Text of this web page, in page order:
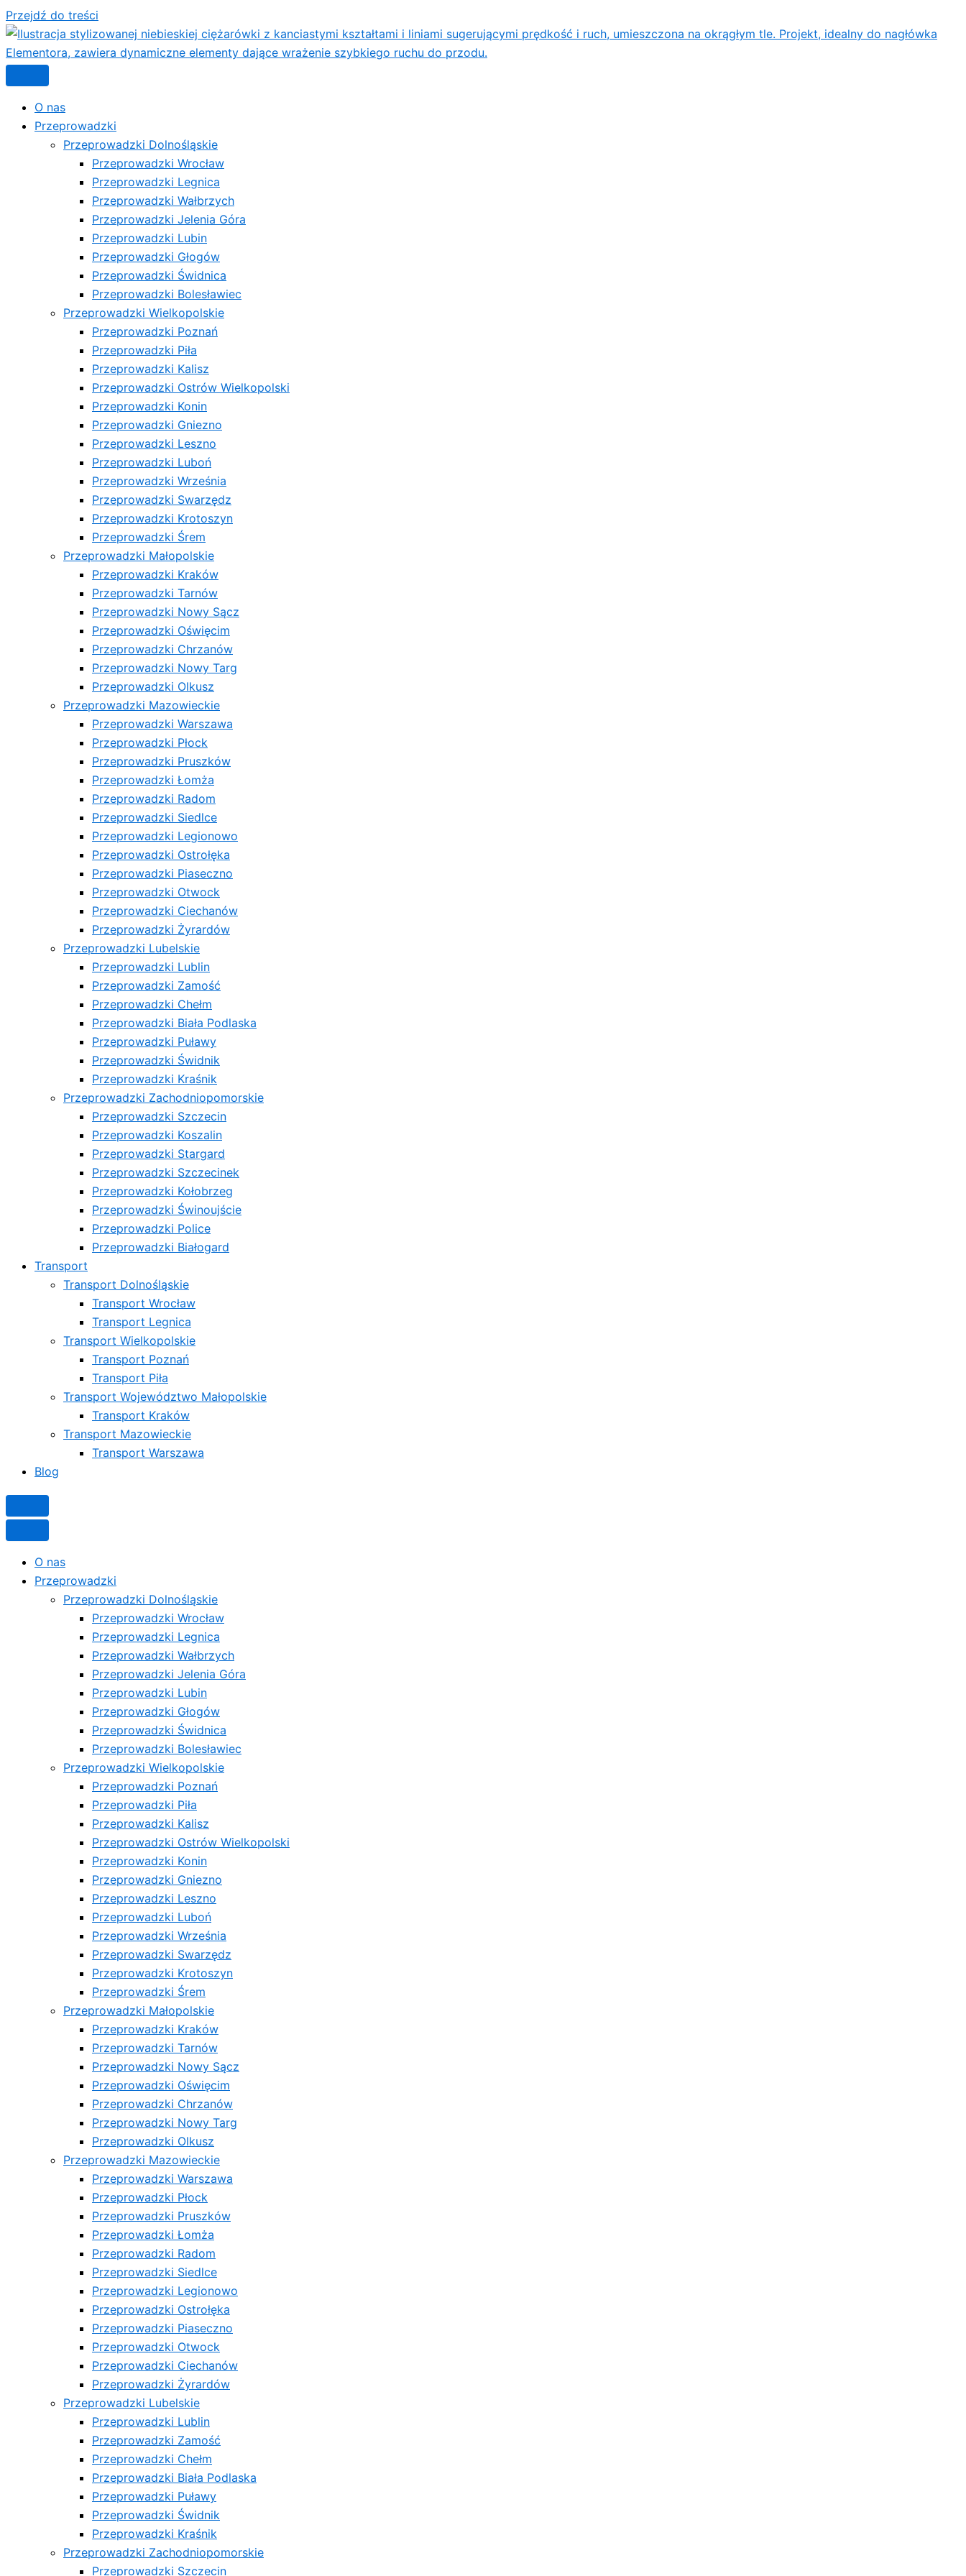
Przejdź do treści
O nas
Przeprowadzki
Przeprowadzki Dolnośląskie
Przeprowadzki Wrocław
Przeprowadzki Legnica
Przeprowadzki Wałbrzych
Przeprowadzki Jelenia Góra
Przeprowadzki Lubin
Przeprowadzki Głogów
Przeprowadzki Świdnica
Przeprowadzki Bolesławiec
Przeprowadzki Wielkopolskie
Przeprowadzki Poznań
Przeprowadzki Piła
Przeprowadzki Kalisz
Przeprowadzki Ostrów Wielkopolski
Przeprowadzki Konin
Przeprowadzki Gniezno
Przeprowadzki Leszno
Przeprowadzki Luboń
Przeprowadzki Września
Przeprowadzki Swarzędz
Przeprowadzki Krotoszyn
Przeprowadzki Śrem
Przeprowadzki Małopolskie
Przeprowadzki Kraków
Przeprowadzki Tarnów
Przeprowadzki Nowy Sącz
Przeprowadzki Oświęcim
Przeprowadzki Chrzanów
Przeprowadzki Nowy Targ
Przeprowadzki Olkusz
Przeprowadzki Mazowieckie
Przeprowadzki Warszawa
Przeprowadzki Płock
Przeprowadzki Pruszków
Przeprowadzki Łomża
Przeprowadzki Radom
Przeprowadzki Siedlce
Przeprowadzki Legionowo
Przeprowadzki Ostrołęka
Przeprowadzki Piaseczno
Przeprowadzki Otwock
Przeprowadzki Ciechanów
Przeprowadzki Żyrardów
Przeprowadzki Lubelskie
Przeprowadzki Lublin
Przeprowadzki Zamość
Przeprowadzki Chełm
Przeprowadzki Biała Podlaska
Przeprowadzki Puławy
Przeprowadzki Świdnik
Przeprowadzki Kraśnik
Przeprowadzki Zachodniopomorskie
Przeprowadzki Szczecin
Przeprowadzki Koszalin
Przeprowadzki Stargard
Przeprowadzki Szczecinek
Przeprowadzki Kołobrzeg
Przeprowadzki Świnoujście
Przeprowadzki Police
Przeprowadzki Białogard
Transport
Transport Dolnośląskie
Transport Wrocław
Transport Legnica
Transport Wielkopolskie
Transport Poznań
Transport Piła
Transport Województwo Małopolskie
Transport Kraków
Transport Mazowieckie
Transport Warszawa
Blog
O nas
Przeprowadzki
Przeprowadzki Dolnośląskie
Przeprowadzki Wrocław
Przeprowadzki Legnica
Przeprowadzki Wałbrzych
Przeprowadzki Jelenia Góra
Przeprowadzki Lubin
Przeprowadzki Głogów
Przeprowadzki Świdnica
Przeprowadzki Bolesławiec
Przeprowadzki Wielkopolskie
Przeprowadzki Poznań
Przeprowadzki Piła
Przeprowadzki Kalisz
Przeprowadzki Ostrów Wielkopolski
Przeprowadzki Konin
Przeprowadzki Gniezno
Przeprowadzki Leszno
Przeprowadzki Luboń
Przeprowadzki Września
Przeprowadzki Swarzędz
Przeprowadzki Krotoszyn
Przeprowadzki Śrem
Przeprowadzki Małopolskie
Przeprowadzki Kraków
Przeprowadzki Tarnów
Przeprowadzki Nowy Sącz
Przeprowadzki Oświęcim
Przeprowadzki Chrzanów
Przeprowadzki Nowy Targ
Przeprowadzki Olkusz
Przeprowadzki Mazowieckie
Przeprowadzki Warszawa
Przeprowadzki Płock
Przeprowadzki Pruszków
Przeprowadzki Łomża
Przeprowadzki Radom
Przeprowadzki Siedlce
Przeprowadzki Legionowo
Przeprowadzki Ostrołęka
Przeprowadzki Piaseczno
Przeprowadzki Otwock
Przeprowadzki Ciechanów
Przeprowadzki Żyrardów
Przeprowadzki Lubelskie
Przeprowadzki Lublin
Przeprowadzki Zamość
Przeprowadzki Chełm
Przeprowadzki Biała Podlaska
Przeprowadzki Puławy
Przeprowadzki Świdnik
Przeprowadzki Kraśnik
Przeprowadzki Zachodniopomorskie
Przeprowadzki Szczecin